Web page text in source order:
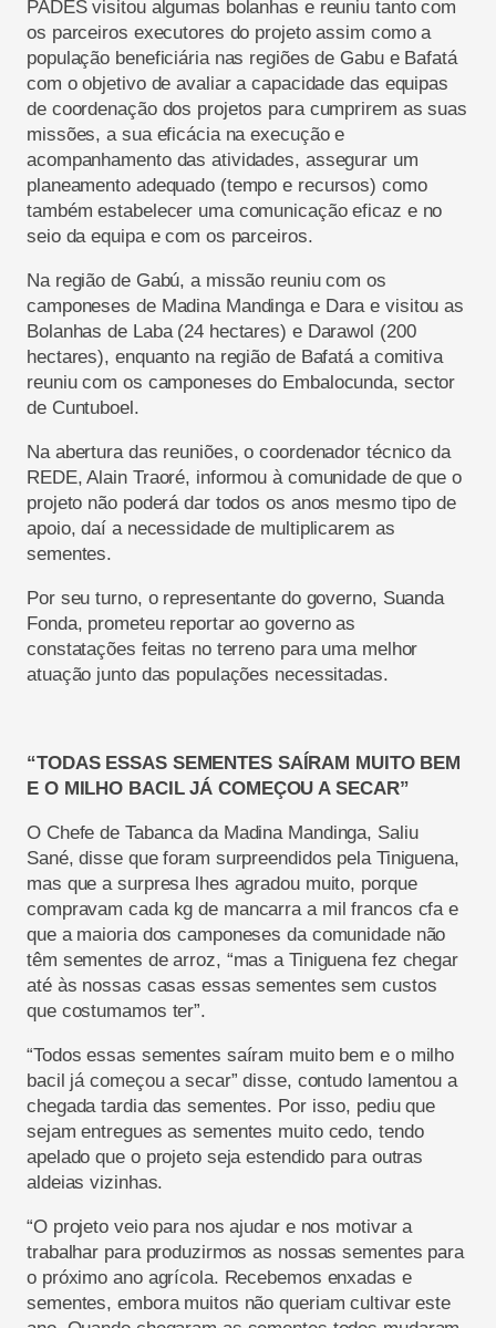
PADES visitou algumas bolanhas e reuniu tanto com
os parceiros executores do projeto assim como a
população beneficiária nas regiões de Gabu e Bafatá
com o objetivo de avaliar a capacidade das equipas
de coordenação dos projetos para cumprirem as suas
missões, a sua eficácia na execução e
acompanhamento das atividades, assegurar um
planeamento adequado (tempo e recursos) como
também estabelecer uma comunicação eficaz e no
seio da equipa e com os parceiros.
Na região de Gabú, a missão reuniu com os
camponeses de Madina Mandinga e Dara e visitou as
Bolanhas de Laba (24 hectares) e Darawol (200
hectares), enquanto na região de Bafatá a comitiva
reuniu com os camponeses do Embalocunda, sector
de Cuntuboel.
Na abertura das reuniões, o coordenador técnico da
REDE, Alain Traoré, informou à comunidade de que o
projeto não poderá dar todos os anos mesmo tipo de
apoio, daí a necessidade de multiplicarem as
sementes.
Por seu turno, o representante do governo, Suanda
Fonda, prometeu reportar ao governo as
constatações feitas no terreno para uma melhor
atuação junto das populações necessitadas.
“TODAS ESSAS SEMENTES SAÍRAM MUITO BEM
E O MILHO BACIL JÁ COMEÇOU A SECAR”
O Chefe de Tabanca da Madina Mandinga, Saliu
Sané, disse que foram surpreendidos pela Tiniguena,
mas que a surpresa lhes agradou muito, porque
compravam cada kg de mancarra a mil francos cfa e
que a maioria dos camponeses da comunidade não
têm sementes de arroz, “mas a Tiniguena fez chegar
até às nossas casas essas sementes sem custos
que costumamos ter”.
“Todos essas sementes saíram muito bem e o milho
bacil já começou a secar” disse, contudo lamentou a
chegada tardia das sementes. Por isso, pediu que
sejam entregues as sementes muito cedo, tendo
apelado que o projeto seja estendido para outras
aldeias vizinhas.
“O projeto veio para nos ajudar e nos motivar a
trabalhar para produzirmos as nossas sementes para
o próximo ano agrícola. Recebemos enxadas e
sementes, embora muitos não queriam cultivar este